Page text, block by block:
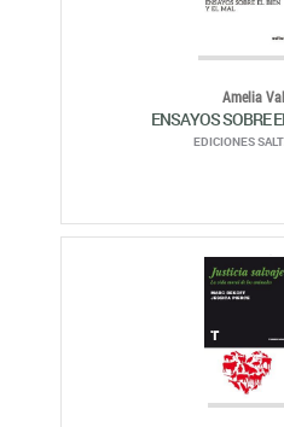
Amelia
ENSAYOS SOBRE
EDICIONES